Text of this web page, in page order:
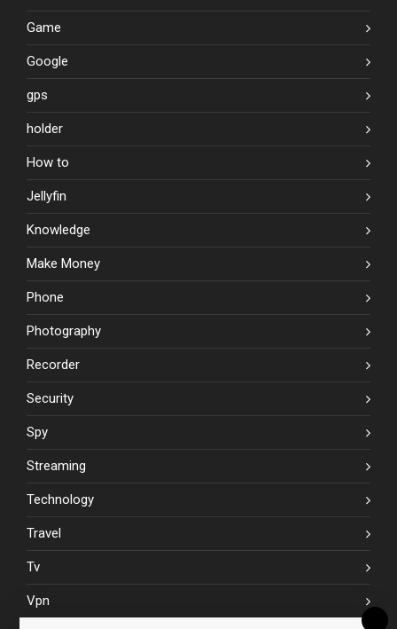
Game
Google
gps
holder
How to
Jellyfin
Knowledge
Make Money
Phone
Photography
Recorder
Security
Spy
Streaming
Technology
Travel
Tv
Vpn